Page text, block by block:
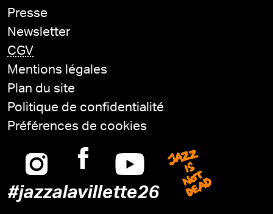
Presse
Newsletter
CGV
Mentions légales
Plan du site
Politique de confidentialité
Préférences de cookies
Instagram
FacebookYoutube
#jazzalavillette26
Jazz is